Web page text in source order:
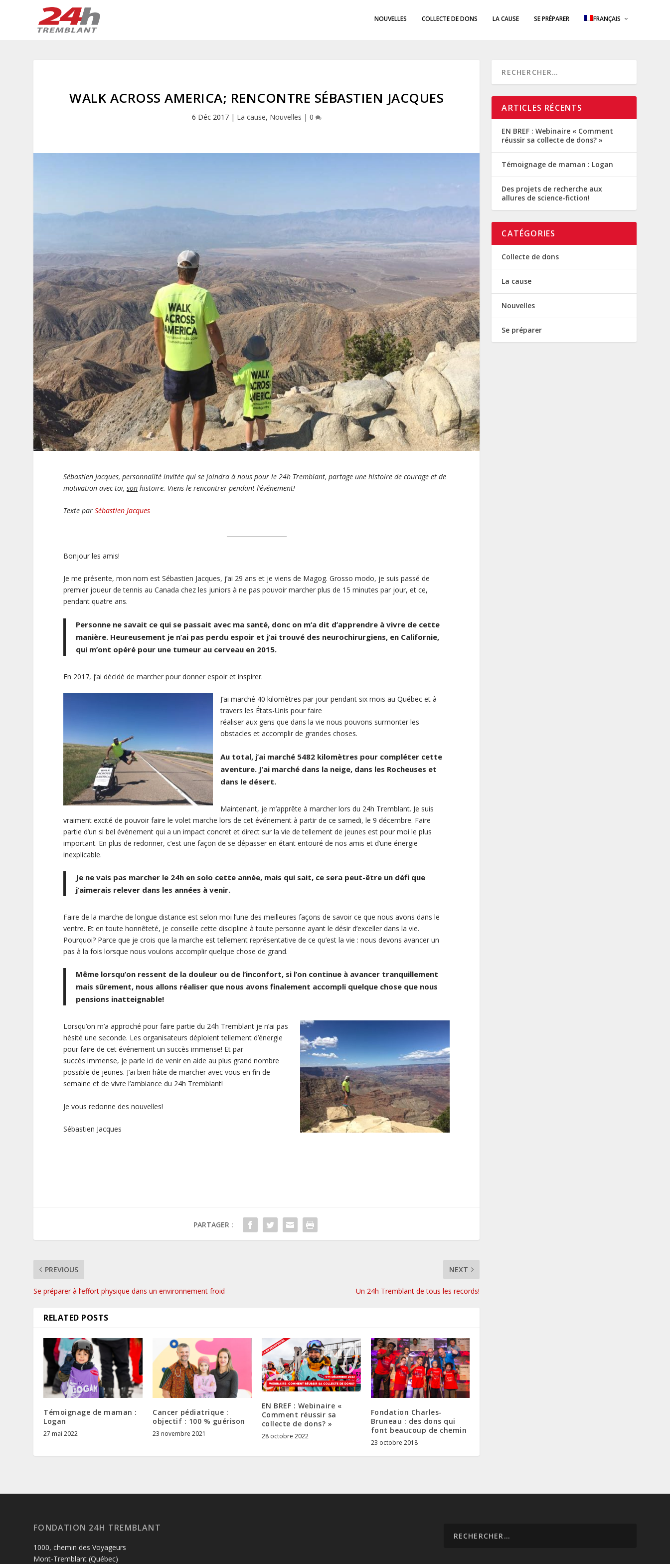
NOUVELLES COLLECTE DE DONS LA CAUSE SE PRÉPARER FRANÇAIS
WALK ACROSS AMERICA; RENCONTRE SÉBASTIEN JACQUES
6 Déc 2017| La cause, Nouvelles | 0
Sébastien Jacques, personnalité invitée qui se joindra à nous pour le 24h Tremblant, partage une histoire de courage et de
motivation avec toi,son histoire. Viens le rencontrer pendant l’événement!
Texte par Sébastien Jacques
Bonjour les amis!
Je me présente, mon nom est Sébastien Jacques, j’ai 29 ans et je viens de Magog. Grosso modo, je suis passé de
premier joueur de tennis au Canada chez les juniors à ne pas pouvoir marcher plus de 15 minutes par jour, et ce,
pendant quatre ans.
Personne ne savait ce qui se passait avec ma santé, donc on m’a dit d’apprendre à vivre de cette
manière. Heureusement je n’ai pas perdu espoir et j’ai trouvé des neurochirurgiens, en Californie,
qui m’ont opéré pour une tumeur au cerveau en 2015.
En 2017, j’ai décidé de marcher pour donner espoir et inspirer.
J’ai marché 40 kilomètres par jour pendant six mois au Québec et à
travers les États-Unis pour faire
réaliser aux gens que dans la vie nous pouvons surmonter les
obstacles et accomplir de grandes choses.
Au total, j’ai marché 5482 kilomètres pour compléter cette
aventure. J’ai marché dans la neige, dans les Rocheuses et
dans le désert.
Maintenant, je m’apprête à marcher lors du 24h Tremblant. Je suis
vraiment excité de pouvoir faire le volet marche lors de cet événement à partir de ce samedi, le 9 décembre. Faire
partie d’un si bel événement qui a un impact concret et direct sur la vie de tellement de jeunes est pour moi le plus
important. En plus de redonner, c’est une façon de se dépasser en étant entouré de nos amis et d’une énergie
inexplicable.
Je ne vais pas marcher le 24h en solo cette année, mais qui sait, ce sera peut-être un défi que
j’aimerais relever dans les années à venir.
Faire de la marche de longue distance est selon moi l’une des meilleures façons de savoir ce que nous avons dans le
ventre. Et en toute honnêteté, je conseille cette discipline à toute personne ayant le désir d’exceller dans la vie.
Pourquoi? Parce que je crois que la marche est tellement représentative de ce qu’est la vie : nous devons avancer un
pas à la fois lorsque nous voulons accomplir quelque chose de grand.
Même lorsqu’on ressent de la douleur ou de l’inconfort, si l’on continue à avancer tranquillement
mais sûrement, nous allons réaliser que nous avons finalement accompli quelque chose que nous
pensions inatteignable!
Lorsqu’on m’a approché pour faire partie du 24h Tremblant je n’ai pas
hésité une seconde. Les organisateurs déploient tellement d’énergie
pour faire de cet événement un succès immense! Et par
succès immense, je parle ici de venir en aide au plus grand nombre
possible de jeunes. J’ai bien hâte de marcher avec vous en fin de
semaine et de vivre l’ambiance du 24h Tremblant!
Je vous redonne des nouvelles!
Sébastien Jacques
PARTAGER :
PREVIOUS
Se préparer à l’effort physique dans un environnement froid
NEXT
Un 24h Tremblant de tous les records!
RELATED POSTS
Témoignage de maman :
Logan
27 mai 2022
Cancer pédiatrique :
objectif : 100 % guérison
23 novembre 2021
EN BREF : Webinaire «
Comment réussir sa
collecte de dons? »
28 octobre 2022
Fondation Charles-
Bruneau : des dons qui
font beaucoup de chemin
23 octobre 2018
ARTICLES RÉCENTS
EN BREF : Webinaire « Comment
réussir sa collecte de dons? »
Témoignage de maman : Logan
Des projets de recherche aux
allures de science-fiction!
CATÉGORIES
Collecte de dons
La cause
Nouvelles
Se préparer
FONDATION 24H TREMBLANT
1000, chemin des Voyageurs
Mont-Tremblant (Québec)